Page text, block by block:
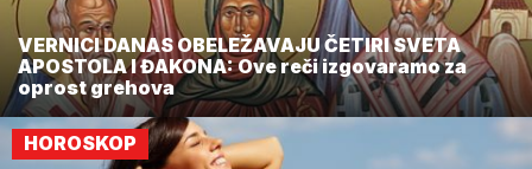
VERNICI DANAS OBELEŽAVAJU ČETIRI SVETA
APOSTOLA I ĐAKONA: Ove reči izgovaramo za
oprost grehova
HOROSKOP